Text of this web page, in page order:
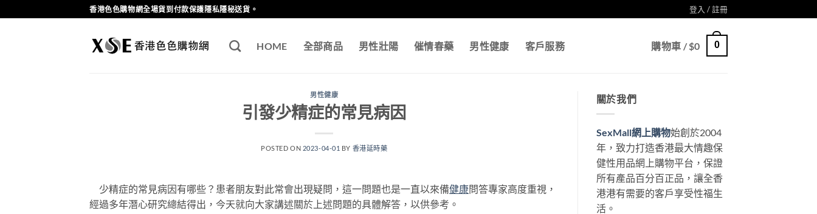
to
香港色色購物網全場貨到付款保護隱私隱秘送貨。 登入 / 註冊
HOME 全部商品 男性壯陽 催情春藥 男性健康 客戶服務 購物車 /$0 0
男性健康
引發少精症的常見病因
POSTED ON 2023-04-01 BY 香港延時藥
少精症的常見病因有哪些？患者朋友對此常會出現疑問，這一問題也是一直以來備健康問答專家高度重視，
經過多年潛心研究總結得出，今天就向大家講述關於上述問題的具體解答，以供參考。
關於我們
SexMall網上購物始創於2004
年，致力打造香港最大情趣保
健性用品網上購物平台，保證
所有產品百分百正品，讓全香
港港有需要的客戶享受性福生
活。